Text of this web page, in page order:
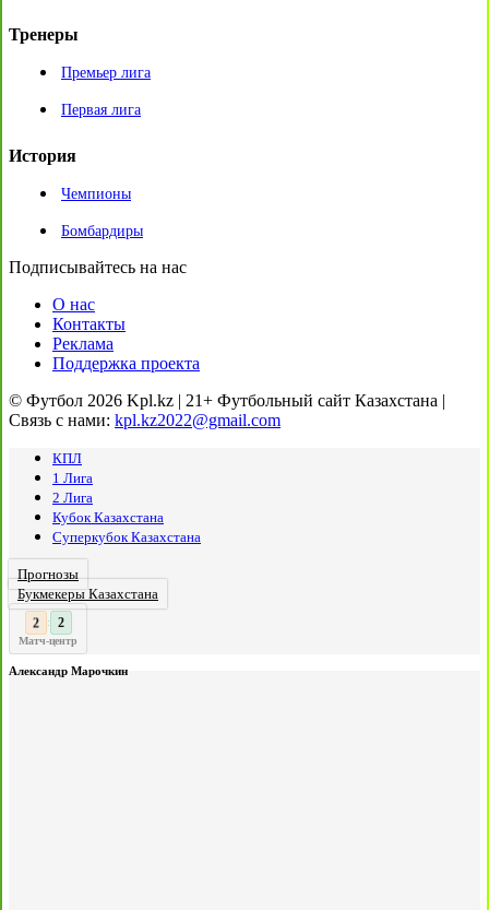
Тренеры
Премьер лига
Первая лига
История
Чемпионы
Бомбардиры
Подписывайтесь на нас
О нас
Контакты
Реклама
Поддержка проекта
© Футбол 2026 Kpl.kz | 21+ Футбольный сайт Казахстана |
Связь с нами: kpl.kz2022@gmail.com
КПЛ
1 Лига
2 Лига
Кубок Казахстана
Суперкубок Казахстана
Прогнозы
Букмекеры Казахстана
3 : 2
Матч-центр
Александр Марочкин